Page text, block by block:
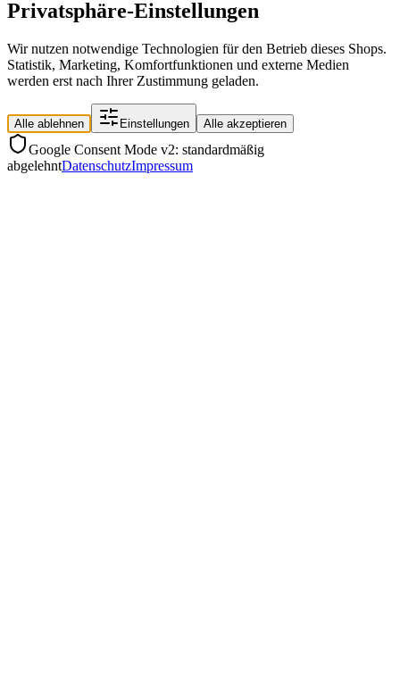
Privatsphäre-Einstellungen
Wir nutzen notwendige Technologien für den Betrieb dieses Shops.
Statistik, Marketing, Komfortfunktionen und externe Medien
werden erst nach Ihrer Zustimmung geladen.
Alle ablehnen Einstellungen Alle akzeptieren
Google Consent Mode v2: standardmäßig
abgelehntDatenschutzImpressum